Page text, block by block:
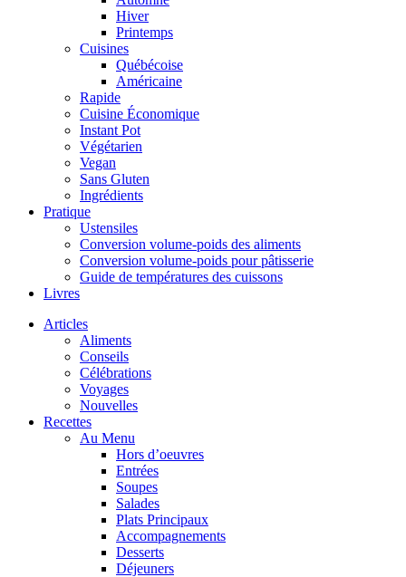
Hiver
Printemps
Cuisines
Québécoise
Américaine
Rapide
Cuisine Économique
Instant Pot
Végétarien
Vegan
Sans Gluten
Ingrédients
Pratique
Ustensiles
Conversion volume-poids des aliments
Conversion volume-poids pour pâtisserie
Guide de températures des cuissons
Livres
Articles
Aliments
Conseils
Célébrations
Voyages
Nouvelles
Recettes
Au Menu
Hors d’oeuvres
Entrées
Soupes
Salades
Plats Principaux
Accompagnements
Desserts
Déjeuners